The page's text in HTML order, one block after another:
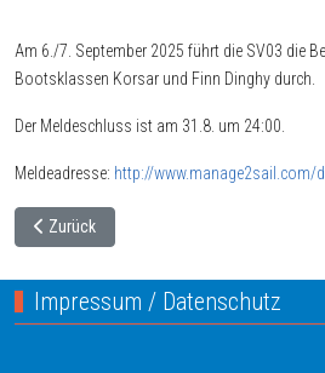
Am 6./7. September 2025 führt die SV03 die
Bootsklassen Korsar und Finn Dinghy durch.
Der Meldeschluss ist am 31.8. um 24:00.
Meldeadresse: http://www.manage2sail.com/
Vorheriger Beitrag: Wannseepokal -
Zurück
Impressum / Datenschutz